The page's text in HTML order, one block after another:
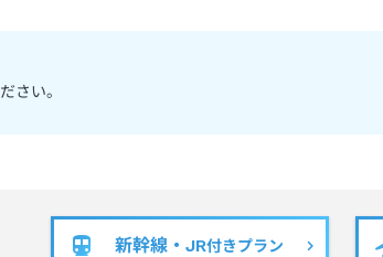
さい。
新幹線・JR付きプラン